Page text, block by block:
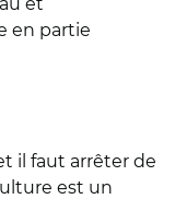
en partie
il faut arrêter de
est un